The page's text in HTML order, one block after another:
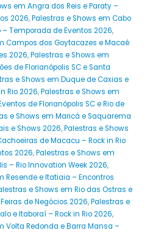
em Angra dos Reis e Paraty –
2026,Palestras e Shows em Cabo
– Temporada de Eventos 2026,
Campos dos Goytacazes e Macaé
2026,Palestras e Shows em
de Florianópolis SC e Santa
e Shows em Duque de Caxias e
Rio 2026,Palestras e Shows em
de Florianópolis SC e Rio de
e Shows em Maricá e Saquarema
e Shows 2026,Palestras e Shows
de Macacu – Rock in Rio
2026,Palestras e Shows em
– Rio Innovation Week 2026,
Resende e Itatiaia – Encontros
e Shows em Rio das Ostras e
de Negócios 2026,Palestras e
e Itaboraí – Rock in Rio 2026,
Volta Redonda e Barra Mansa –